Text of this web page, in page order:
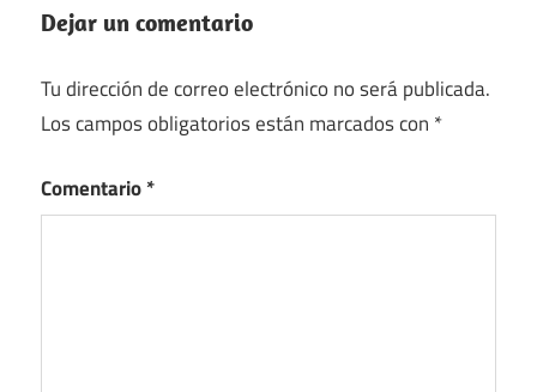
Dejar un comentario
Tu dirección de correo electrónico no será publicada.
Los campos obligatorios están marcados con *
Comentario*